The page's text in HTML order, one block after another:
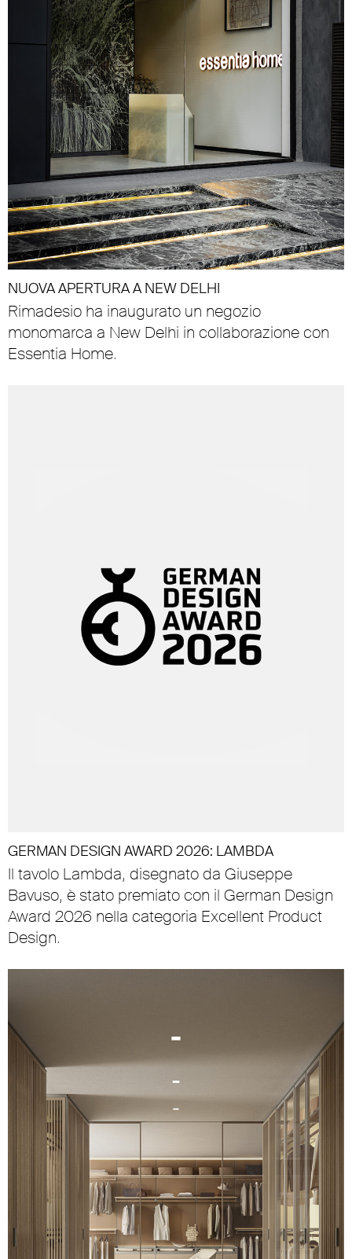
NUOVA APERTURA A NEW DELHI
Rimadesio ha inaugurato un negozio
monomarca a New Delhi in collaborazione con
Essentia Home.
GERMAN DESIGN AWARD 2026: LAMBDA
Il tavolo Lambda, disegnato da Giuseppe
Bavuso, è stato premiato con il German Design
Award 2026 nella categoria Excellent Product
Design.